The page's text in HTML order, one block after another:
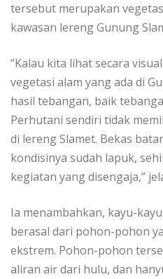
tersebut merupakan
kawasan lereng Gunung
“Kalau kita lihat secara
vegetasi alam yang ada di
hasil tebangan, baik
Perhutani sendiri tidak
di lereng Slamet. Bekas
kondisinya sudah lapuk,
kegiatan yang disengaja,”
Ia menambahkan, kayu-
berasal dari pohon-pohon
ekstrem. Pohon-pohon
aliran air dari hulu, dan